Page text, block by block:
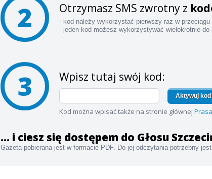
2 Otrzymasz SMS zwrotny z
- kod należy wykorzystać pierwszy raz w
- jeden kod możesz wykorzystywać wielokrotnie
3 Wpisz tutaj swój kod:
Aktywuj kod
Kod można wpisać także na stronie głównej
... i ciesz się dostępem do Głosu
Gazeta pobierana jest w formacie PDF. Do jej odczytania potrzebny